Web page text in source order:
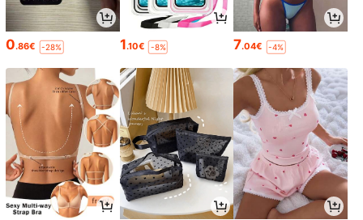
0.86€ -28% 1.10€ -8% 7.04€ -4%